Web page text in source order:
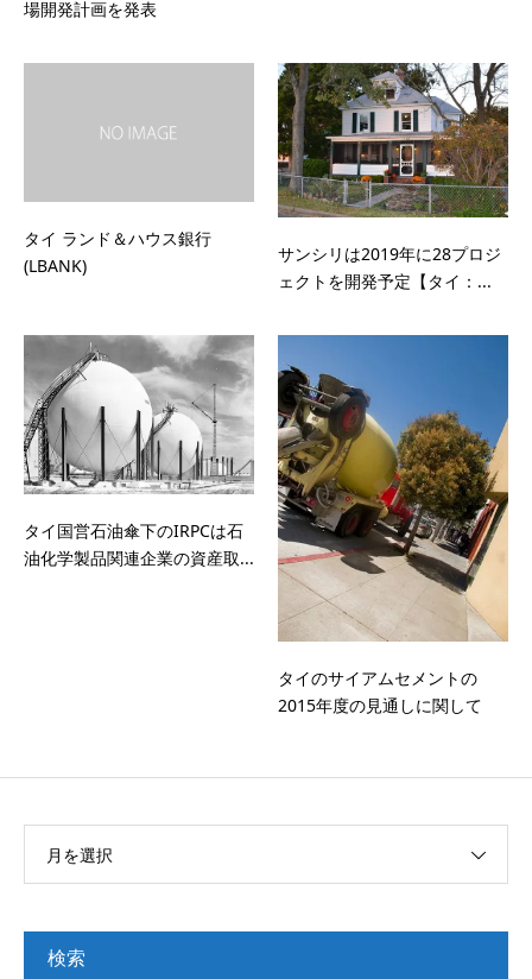
場開発計画を発表
タイ ランド＆ハウス銀行
(LBANK)
サンシリは2019年に28プロジ
ェクトを開発予定【タイ：...
タイ国営石油傘下のIRPCは石
油化学製品関連企業の資産取...
タイのサイアムセメントの
2015年度の見通しに関して
月を選択
検索